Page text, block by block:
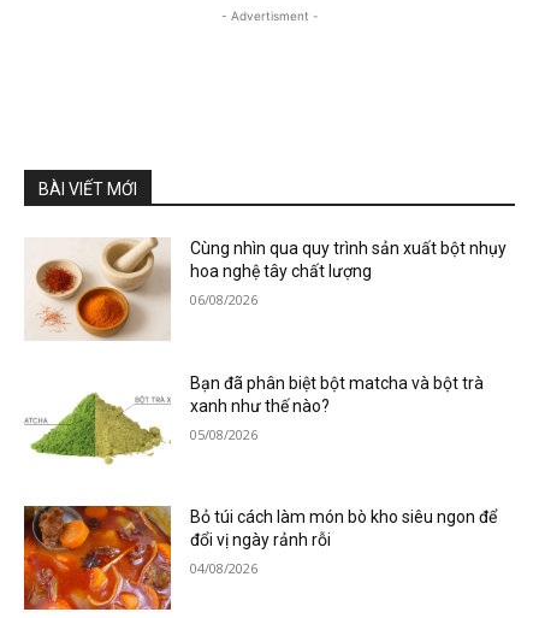
- Advertisment -
BÀI VIẾT MỚI
Cùng nhìn qua quy trình sản xuất bột nhụy
hoa nghệ tây chất lượng
06/08/2026
Bạn đã phân biệt bột matcha và bột trà
xanh như thế nào?
05/08/2026
Bỏ túi cách làm món bò kho siêu ngon để
đổi vị ngày rảnh rỗi
04/08/2026